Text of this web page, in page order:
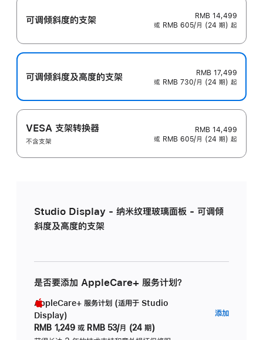
可调倾斜度的支架
RMB 14,499
或 RMB 605/月 (24 期) 起
可调倾斜度及高‍度的支‍架
RMB 17,499
或 RMB 730/月 (24 期) 起
VESA 支架转换器
不含支架
RMB 14,499
或 RMB 605/月 (24 期) 起
Studio Display - 纳米纹理玻璃面板 - 可调倾
斜度及高度的支架
是否要添加 AppleCare+ 服务计划？
AppleCare+ 服务计划 (适用于 Studio
Display)
RMB 1,249 或 RMB 53/月 (24 期)
添加